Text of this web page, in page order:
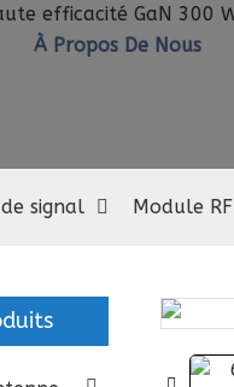
À Propos De Nous
signal Module RF